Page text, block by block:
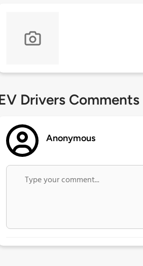
Drivers Comments
Anonymous